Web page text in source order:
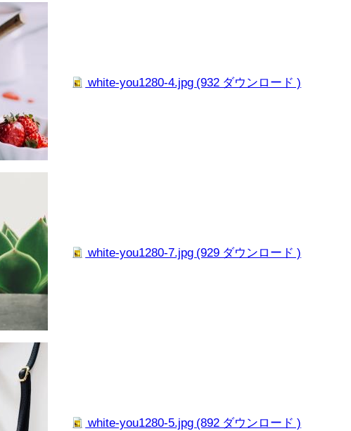
white-you1280-4.jpg (932 ダウンロード )
white-you1280-7.jpg (929 ダウンロード )
white-you1280-5.jpg (892 ダウンロード )